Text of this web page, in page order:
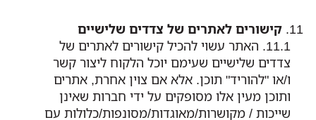
קישורים לאתרים של צדדים שלישיים
האתר עשוי להכיל קישורים לאתרים של
צדדים שלישיים שעימם יוכל הלקוח ליצור קשר
ו/או "להוריד" תוכן. אלא אם צוין אחרת, אתרים
ותוכן מעין אלו מסופקים על ידי חברות שאינן
שייכות / מקושרות/מאוגדות/מסונפות/כלולות עם